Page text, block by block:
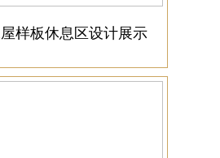
样板休息区设计展示